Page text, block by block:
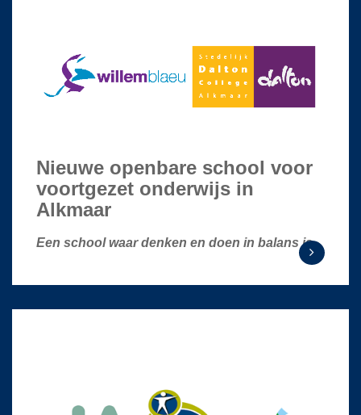
Nieuwe openbare school voor
voortgezet onderwijs in
Alkmaar
Een school waar denken en doen in balans is